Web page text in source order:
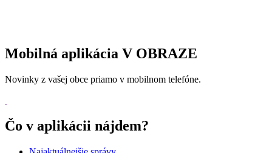
Mobilná aplikácia V OBRAZE
Novinky z vašej obce priamo v mobilnom telefóne.
Čo v aplikácii nájdem?